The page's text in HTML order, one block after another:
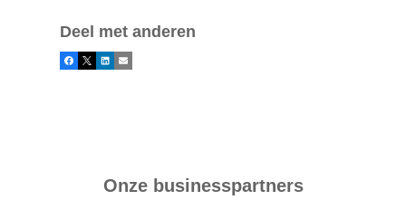
Deel met anderen
Facebook
X LinkedInE-mail
Onze businesspartners